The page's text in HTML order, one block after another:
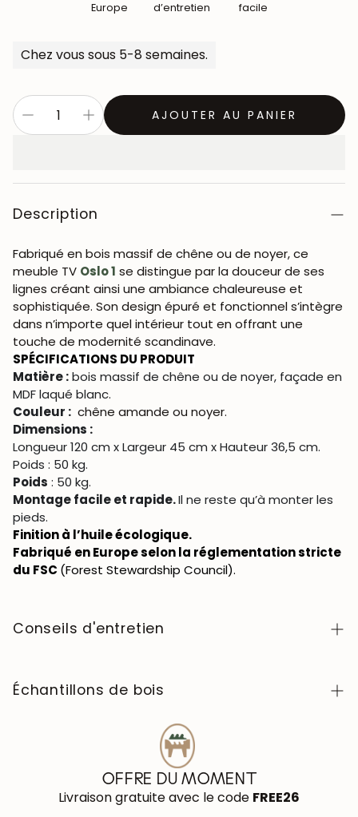
Europe
d’entretien
facile
Chez vous sous 5-8 semaines.
AJOUTER AU PANIER
Description
Fabriqué en bois massif de chêne ou de noyer, ce
meuble TV Oslo 1 se distingue par la douceur de ses
lignes créant ainsi une ambiance chaleureuse et
sophistiquée. Son design épuré et fonctionnel s’intègre
dans n’importe quel intérieur tout en offrant une
touche de modernité scandinave.
SPÉCIFICATIONS DU PRODUIT
Matière :bois massif de chêne ou de noyer, façade en
MDF laqué blanc.
Couleur : chêne amande ou noyer.
Dimensions :
Longueur 120 cm x Largeur 45 cm x Hauteur 36,5 cm.
Poids : 50 kg.
Poids : 50 kg.
Montage facile et rapide.Il ne reste qu’à monter les
pieds.
Finition à l’huile écologique.
Fabriqué en Europe selon la réglementation stricte
du FSC (Forest Stewardship Council).
Conseils d'entretien
humide. Évitez tout contact avec des produits
de l’utiliser, nous vous conseillons de cirer la table avec
une cire naturelle pour le bois afin de former une fine
couche de protection pour éviter l'absorption de
liquides. Tous les autres meubles doivent être traités 1
à 2 fois par an avec de l'huile de tung (abrasin) pour
protéger et hydrater le bois.
Échantillons de bois
Pour acheter les échantillons de couleurs de bois de la
collection NordicStory, cliquezici
OFFRE DU MOMENT
Livraison gratuite avec le code FREE26